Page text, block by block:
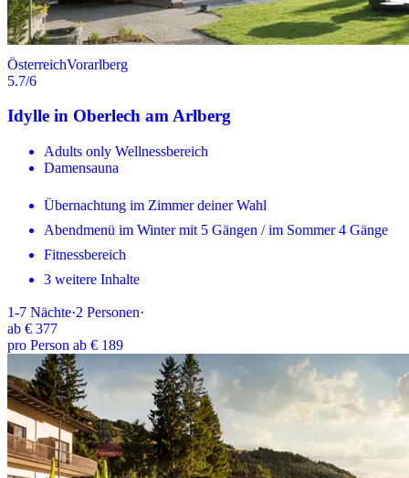
ÖsterreichVorarlberg
5.7/6
Idylle in Oberlech am Arlberg
Adults only Wellnessbereich
Damensauna
Übernachtung im Zimmer deiner Wahl
Abendmenü im Winter mit 5 Gängen / im Sommer 4 Gänge
Fitnessbereich
3 weitere Inhalte
1-7 Nächte·2 Personen·
ab € 377
pro Person ab € 189